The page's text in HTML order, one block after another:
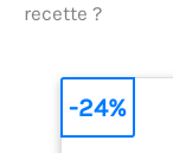
recette ?
-24%